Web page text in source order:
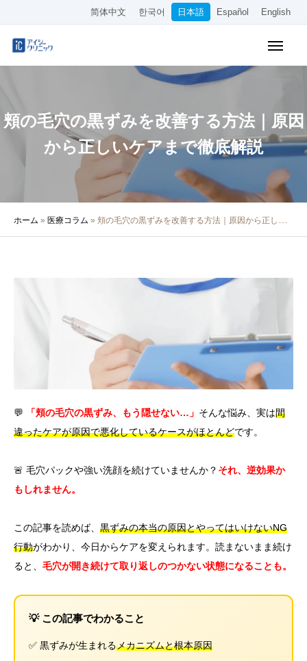
简体中文 한국어 日本語 Español English
頬の毛穴の黒ずみを改善する方法｜原因
から正しいケアまで徹底解説
ホーム » 医療コラム » 頬の毛穴の黒ずみを改善する方法｜原因から正しいケアまで徹底解説
💬 「頬の毛穴の黒ずみ、もう隠せない…」 そんな悩み、実は間
違ったケアが原因で悪化しているケースがほとんどです。
🚨 毛穴パックや強い洗顔を続けていませんか？ それ、逆効果か
もしれません。
この記事を読めば、 黒ずみの本当の原因とやってはいけないNG
行動がわかり、今日からケアを変えられます。読まないまま続け
ると、 毛穴が開き続けて取り返しのつかない状態になることも。
💡 この記事でわかること
✅ 黒ずみが生まれるメカニズムと根本原因
クリニック紹介
简体中文 한국어 日本語 English